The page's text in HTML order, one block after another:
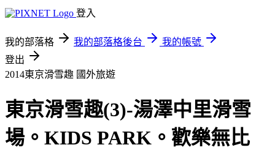
登入
我的部落格 我的部落格後台
我的帳號
登出
2014東京滑雪趣 國外旅遊
東京滑雪趣(3)-湯澤中里滑雪
場。KIDS PARK。歡樂無比